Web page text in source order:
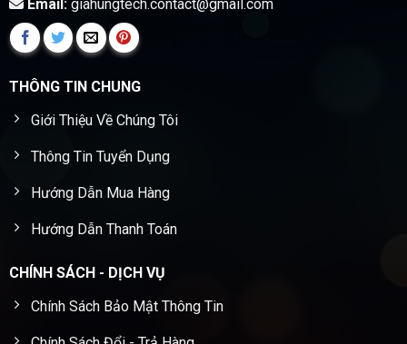
Email:giahungtech.contact@gmail.com
THÔNG TIN CHUNG
Giới Thiệu Về Chúng Tôi
Thông Tin Tuyển Dụng
Hướng Dẫn Mua Hàng
Hướng Dẫn Thanh Toán
CHÍNH SÁCH - DỊCH VỤ
Chính Sách Bảo Mật Thông Tin